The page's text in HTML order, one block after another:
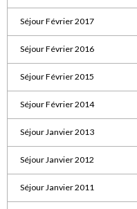
Séjour Février 2017
Séjour Février 2016
Séjour Février 2015
Séjour Février 2014
Séjour Janvier 2013
Séjour Janvier 2012
Séjour Janvier 2011